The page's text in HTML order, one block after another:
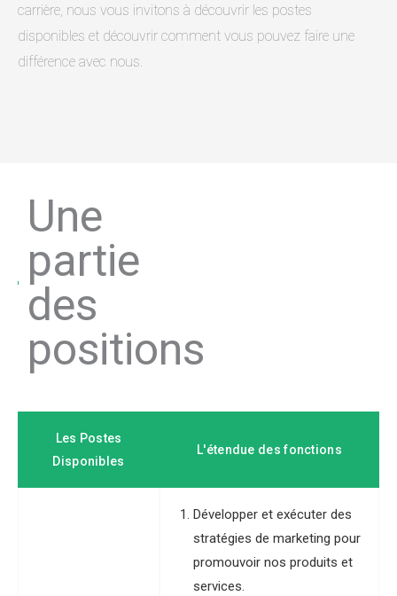
carrière, nous vous invitons à découvrir les postes
disponibles et découvrir comment vous pouvez faire une
différence avec nous.
Une
partie
des
positions
Les Postes
Disponibles
L'étendue des fonctions
Développer et exécuter des
stratégies de marketing pour
promouvoir nos produits et
services.